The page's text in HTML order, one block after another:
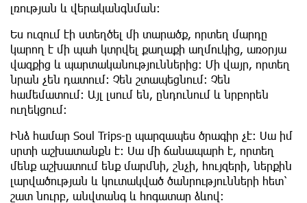
լռության և վերականգնման։
Ես ուզում էի ստեղծել մի տարածք, որտեղ մարդը
կարող է մի պահ կտրվել քաղաքի աղմուկից, առօրյա
վազքից և պարտականություններից։ Մի վայր, որտեղ
նրան չեն դատում։ Չեն շտապեցնում։ Չեն
համեմատում։ Այլ լսում են, ընդունում և նրբորեն
ուղեկցում։
Ինձ համար Soul Trips-ը պարզապես ծրագիր չէ։ Սա իմ
սրտի աշխատանքն է։ Սա մի ճանապարհ է, որտեղ
մենք աշխատում ենք մարմնի, շնչի, հույզերի, ներքին
լարվածության և կուտակված ծանրությունների հետ՝
շատ նուրբ, անվտանգ և հոգատար ձևով: